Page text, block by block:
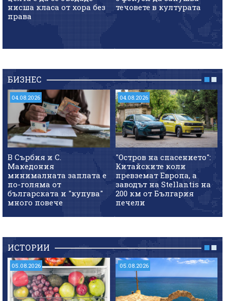
нисша класа от хора без
права
течовете в културата
БИЗНЕС
04.08.2026
В Сърбия и С.
Македония
минималната заплата е
по-голяма от
българската и "купува"
много повече
04.08.2026
"Остров на спасението":
Китайските коли
превземат Европа, а
заводът на Stellantis на
200 км от България
печели
ИСТОРИИ
05.08.2026 05.08.2026